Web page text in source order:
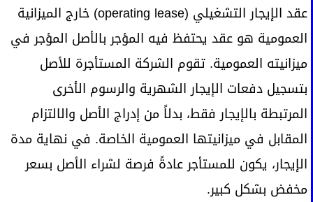
عقد الإيجار التشغيلي (operating lease) خارج الميزانية
العمومية هو عقد يحتفظ فيه المؤجر بالأصل المؤجر في
ميزانيته العمومية. تقوم الشركة المستأجرة للأصل
بتسجيل دفعات الإيجار الشهرية والرسوم الأخرى
المرتبطة بالإيجار فقط، بدلاً من إدراج الأصل والالتزام
المقابل في ميزانيتها العمومية الخاصة. في نهاية مدة
الإيجار، يكون للمستأجر عادةً فرصة لشراء الأصل بسعر
مخفض بشكل كبير.